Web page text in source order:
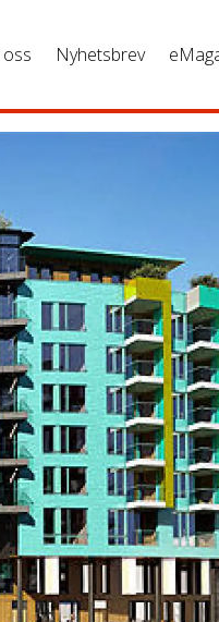
oss Nyhetsbrev